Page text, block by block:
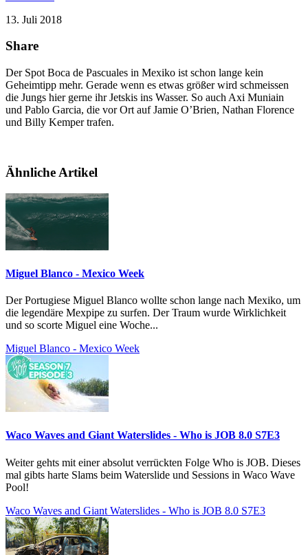
13. Juli 2018
Share
Der Spot Boca de Pascuales in Mexiko ist schon lange kein
Geheimtipp mehr. Gerade wenn es etwas größer wird schmeissen
die Jungs hier gerne ihr Jetskis ins Wasser. So auch Axi Muniain
und Pablo Garcia, die vor Ort auf Jamie O’Brien, Nathan Florence
und Billy Kemper trafen.
Ähnliche Artikel
Miguel Blanco - Mexico Week
Der Portugiese Miguel Blanco wollte schon lange nach Mexiko, um
die legendäre Mexpipe zu surfen. Der Traum wurde Wirklichkeit
und so scorte Miguel eine Woche...
Miguel Blanco - Mexico Week
Waco Waves and Giant Waterslides - Who is JOB 8.0 S7E3
Weiter gehts mit einer absolut verrückten Folge Who is JOB. Dieses
mal gibts harte Slams beim Waterslide und Sessions in Waco Wave
Pool!
Waco Waves and Giant Waterslides - Who is JOB 8.0 S7E3